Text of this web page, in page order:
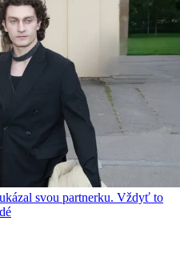
svou partnerku. Vždyť to